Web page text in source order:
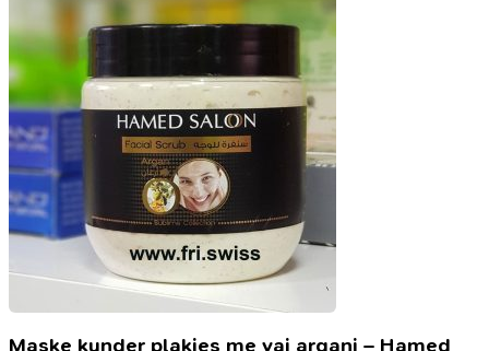
Maske kunder plakjes me vaj argani – Hamed